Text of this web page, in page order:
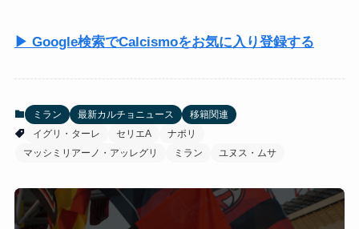
▶ Google検索でCalcismoをお気に入り登録する
ミラン 最新カルチョニュース
移籍関連
イグリ・ターレ
セリエA
ナポリ
マッシミリアーノ・アッレグリ
ミラン ユヌス・ムサ